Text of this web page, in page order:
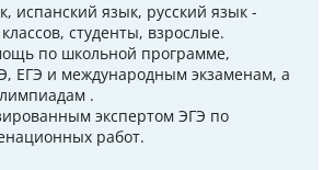
испанский язык, русский язык -
студенты, взрослые.
по школьной программе,
ЕГЭ и международным экзаменам, а
.
экспертом ЭГЭ по
работ.